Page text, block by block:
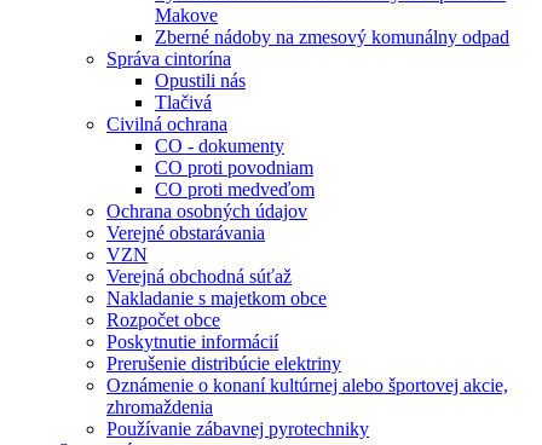
Makove
Zberné nádoby na zmesový komunálny odpad
Správa cintorína
Opustili nás
Tlačivá
Civilná ochrana
CO - dokumenty
CO proti povodniam
CO proti medveďom
Ochrana osobných údajov
Verejné obstarávania
VZN
Verejná obchodná súťaž
Nakladanie s majetkom obce
Rozpočet obce
Poskytnutie informácií
Prerušenie distribúcie elektriny
Oznámenie o konaní kultúrnej alebo športovej akcie,
zhromaždenia
Používanie zábavnej pyrotechniky